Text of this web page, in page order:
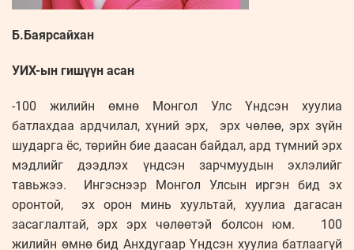
Б.Баярсайхан
УИХ-ын гишүүн асан
-100 жилийн өмнө Монгол Улс Үндсэн хуулиа
батлахдаа ардчилал, хүний эрх, эрх чөлөө, эрх зүйн
шударга ёс, төрийн бие даасан байдал, ард түмний эрх
мэдлийг дээдлэх үндсэн зарчмуудын эхлэлийг
тавьжээ. Ингэснээр Монгол Улсын иргэн бид эх
оронтой, эх орон минь хуультай, хуулиа дагасан
засаглалтай, эрх эрх чөлөөтэй болсон юм. 100
жилийн өмнө бид Анхдугаар Үндсэн хуулиа батлаагүй